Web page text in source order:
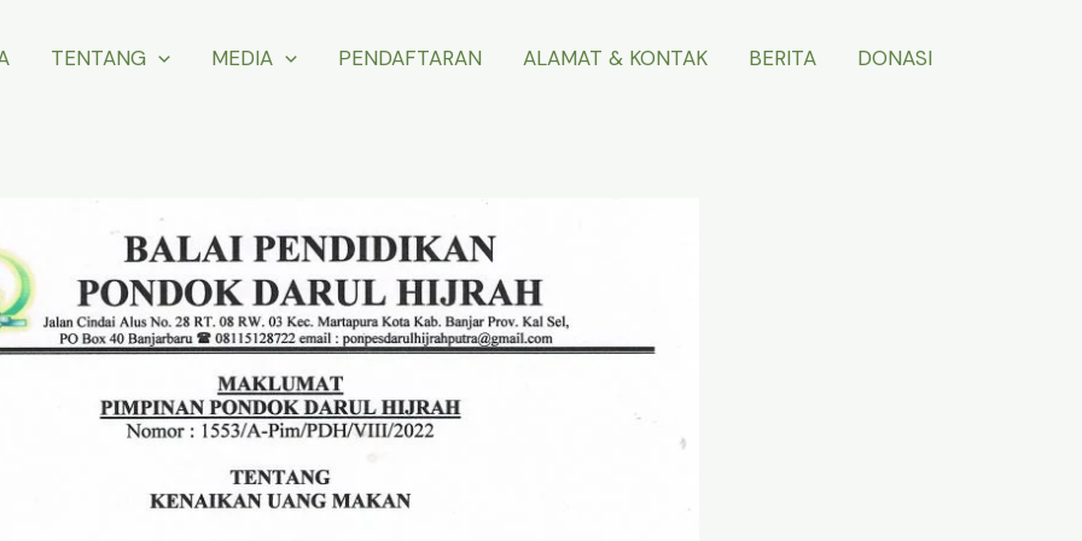
TENTANG MEDIA PENDAFTARAN ALAMAT & KONTAK BERITA DONASI